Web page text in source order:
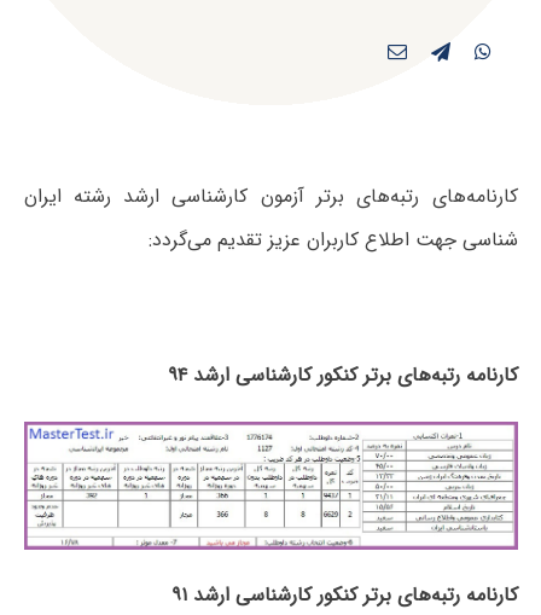
کارنامه‌های رتبه‌های برتر آزمون کارشناسی ارشد رشته ایران
شناسی جهت اطلاع کاربران عزیز تقدیم می‌گردد:
کارنامه رتبه‌های برتر کنکور کارشناسی ارشد ۹۴
کارنامه رتبه‌های برتر کنکور کارشناسی ارشد ۹۱